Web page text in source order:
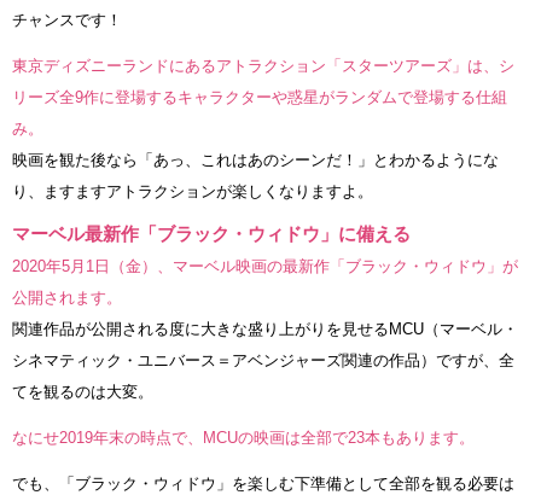
チャンスです！
東京ディズニーランドにあるアトラクション「スターツアーズ」は、シ
リーズ全9作に登場するキャラクターや惑星がランダムで登場する仕組
み。
映画を観た後なら「あっ、これはあのシーンだ！」とわかるようにな
り、ますますアトラクションが楽しくなりますよ。
マーベル最新作「ブラック・ウィドウ」に備える
2020年5月1日（金）、マーベル映画の最新作「ブラック・ウィドウ」が
公開されます。
関連作品が公開される度に大きな盛り上がりを見せるMCU（マーベル・
シネマティック・ユニバース＝アベンジャーズ関連の作品）ですが、全
てを観るのは大変。
なにせ2019年末の時点で、MCUの映画は全部で23本もあります。
でも、「ブラック・ウィドウ」を楽しむ下準備として全部を観る必要は